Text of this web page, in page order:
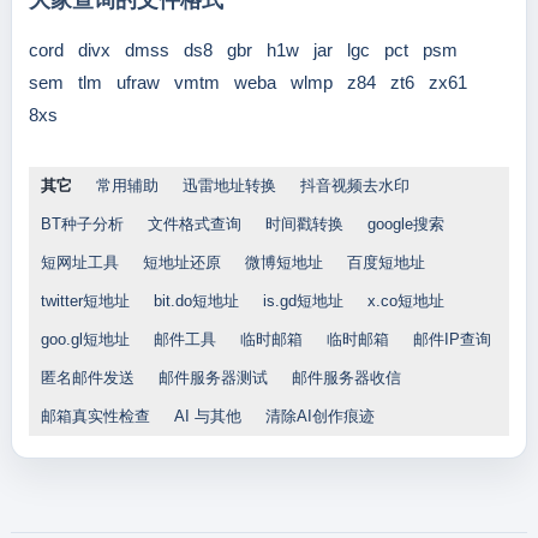
cord divx dmss ds8 gbr h1w jar lgc pct
psm
sem
tlm ufraw vmtm weba wlmp z84 zt6
zx61
8xs
其它 常用辅助 迅雷地址转换 抖音视频去水印
BT种子分析 文件格式查询 时间戳转换 google搜索
短网址工具 短地址还原 微博短地址 百度短地址
twitter短地址 bit.do短地址 is.gd短地址 x.co短地址
goo.gl短地址 邮件工具 临时邮箱 临时邮箱 邮件IP查询
匿名邮件发送 邮件服务器测试 邮件服务器收信
邮箱真实性检查 AI 与其他 清除AI创作痕迹